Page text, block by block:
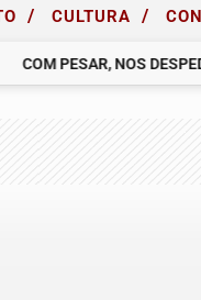
/ CULTURA /
PESAR, NOS